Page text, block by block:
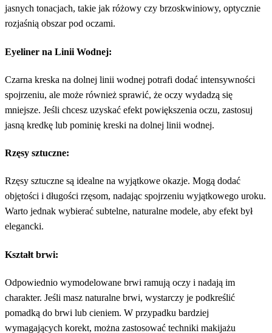
jasnych tonacjach, takie jak różowy czy brzoskwiniowy, optycznie
rozjaśnią obszar pod oczami.
Eyeliner na Linii Wodnej:
Czarna kreska na dolnej linii wodnej potrafi dodać intensywności
spojrzeniu, ale może również sprawić, że oczy wydadzą się
mniejsze. Jeśli chcesz uzyskać efekt powiększenia oczu, zastosuj
jasną kredkę lub pominię kreski na dolnej linii wodnej.
Rzęsy sztuczne:
Rzęsy sztuczne są idealne na wyjątkowe okazje. Mogą dodać
objętości i długości rzęsom, nadając spojrzeniu wyjątkowego uroku.
Warto jednak wybierać subtelne, naturalne modele, aby efekt był
elegancki.
Kształt brwi:
Odpowiednio wymodelowane brwi ramują oczy i nadają im
charakter. Jeśli masz naturalne brwi, wystarczy je podkreślić
pomadką do brwi lub cieniem. W przypadku bardziej
wymagających korekt, można zastosować techniki makijażu